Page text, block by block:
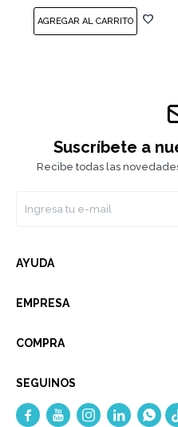
Suscríbete a
Recibe todas las
AYUDA
EMPRESA
COMPRA
SEGUINOS
    